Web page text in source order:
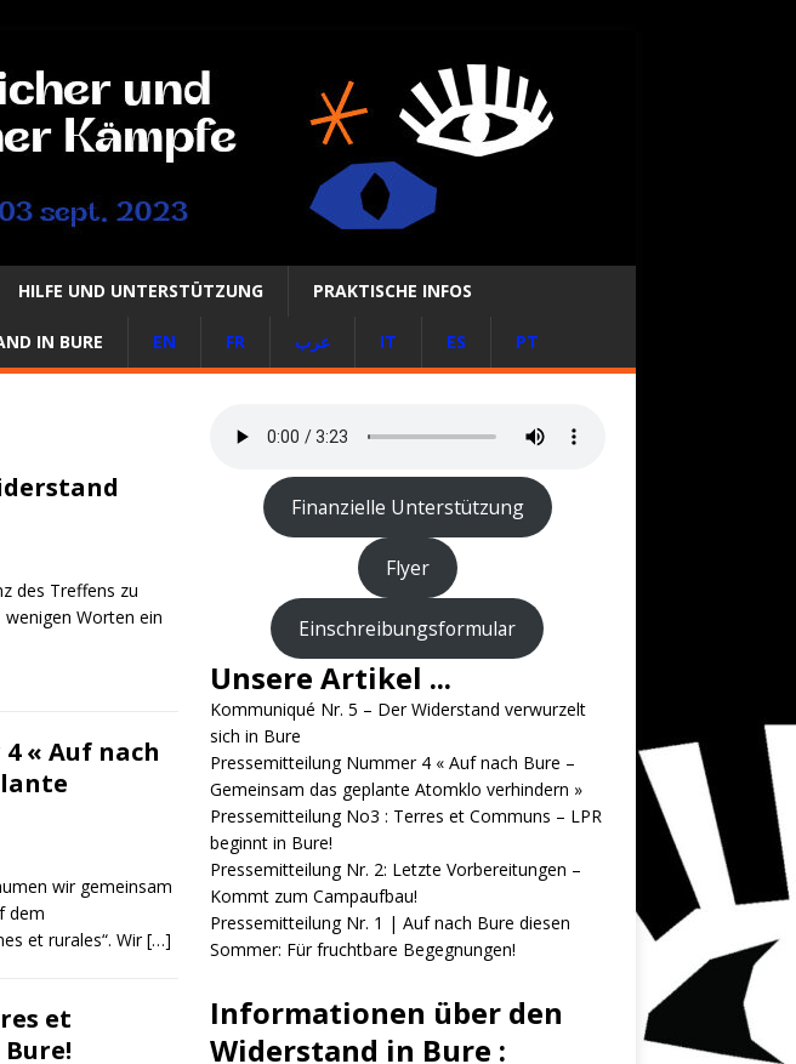
HILFE UND UNTERSTÜTZUNG PRAKTISCHE INFOS
IN BURE EN FR عرب IT ES PT
des Treffens zu
Worten ein
« Auf nach
wir gemeinsam
dem
et rurales“. Wir[…]
et
Finanzielle Unterstützung
Flyer
Einschreibungsformular
Unsere Artikel ...
Kommuniqué Nr. 5 – Der Widerstand verwurzelt
sich in Bure
Pressemitteilung Nummer 4 « Auf nach Bure –
Gemeinsam das geplante Atomklo verhindern »
Pressemitteilung No3 : Terres et Communs – LPR
beginnt in Bure!
Pressemitteilung Nr. 2: Letzte Vorbereitungen –
Kommt zum Campaufbau!
Pressemitteilung Nr. 1 | Auf nach Bure diesen
Sommer: Für fruchtbare Begegnungen!
Informationen über den
Widerstand in Bure :